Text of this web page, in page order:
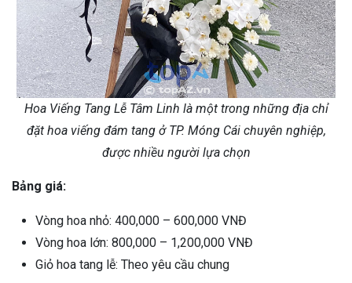
Hoa Viếng Tang Lễ Tâm Linh là một trong những địa chỉ
đặt hoa viếng đám tang ở TP. Móng Cái chuyên nghiệp,
được nhiều người lựa chọn
Bảng giá:
Vòng hoa nhỏ: 400,000 – 600,000 VNĐ
Vòng hoa lớn: 800,000 – 1,200,000 VNĐ
Giỏ hoa tang lễ: Theo yêu cầu chung